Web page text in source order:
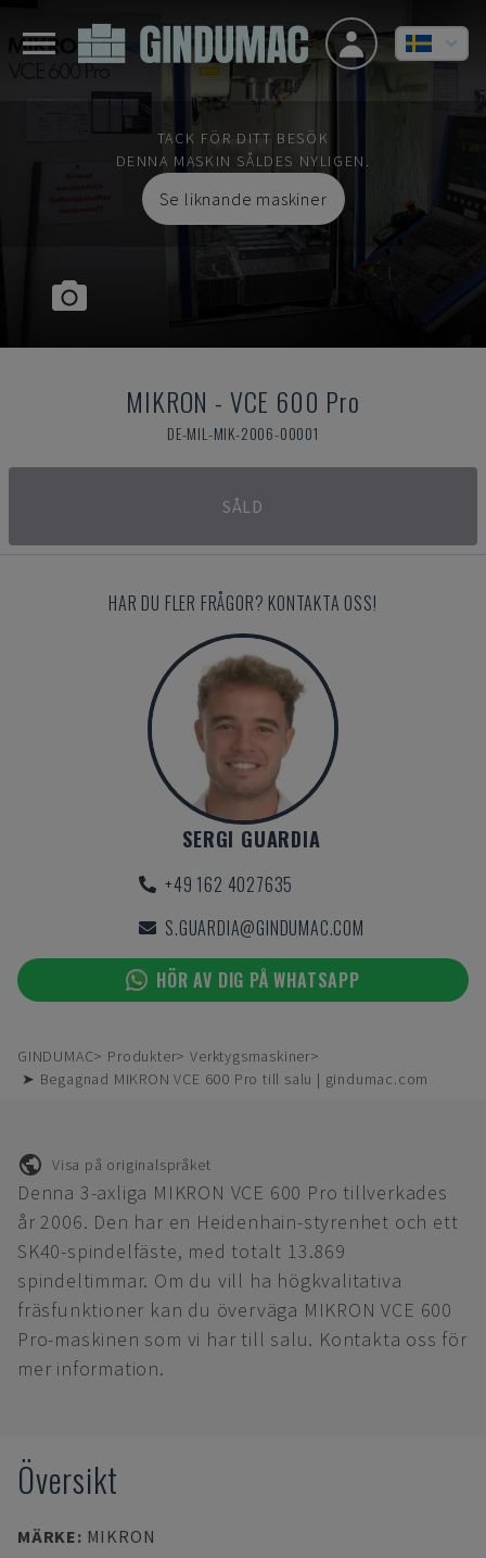
TACK FÖR DITT BESÖK
DENNA MASKIN SÅLDES NYLIGEN.
Se liknande maskiner
MIKRON - VCE 600 Pro
DE-MIL-MIK-2006-00001
SÅLD
HAR DU FLER FRÅGOR? KONTAKTA OSS!
SERGI GUARDIA
+49 162 4027635
S.GUARDIA@GINDUMAC.COM
HÖR AV DIG PÅ WHATSAPP
GINDUMAC Produkter
Verktygsmaskiner
➤ Begagnad MIKRON VCE 600 Pro till salu | gindumac.com
Visa på originalspråket
Denna 3-axliga MIKRON VCE 600 Pro tillverkades
år 2006. Den har en Heidenhain-styrenhet och ett
SK40-spindelfäste, med totalt 13.869
spindeltimmar. Om du vill ha högkvalitativa
fräsfunktioner kan du överväga MIKRON VCE 600
Pro-maskinen som vi har till salu. Kontakta oss för
mer information.
Översikt
MÄRKE: MIKRON